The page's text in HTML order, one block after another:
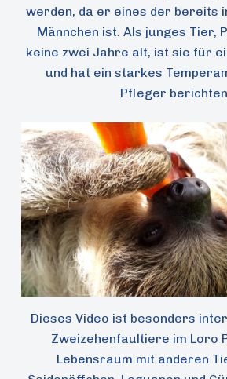
werden, da er eines der bereits
Männchen ist. Als junges Tier,
keine zwei Jahre alt, ist sie für
und hat ein starkes
Pfleger
Dieses Video ist besonders
Zweizehenfaultiere im Loro
Lebensraum mit anderen